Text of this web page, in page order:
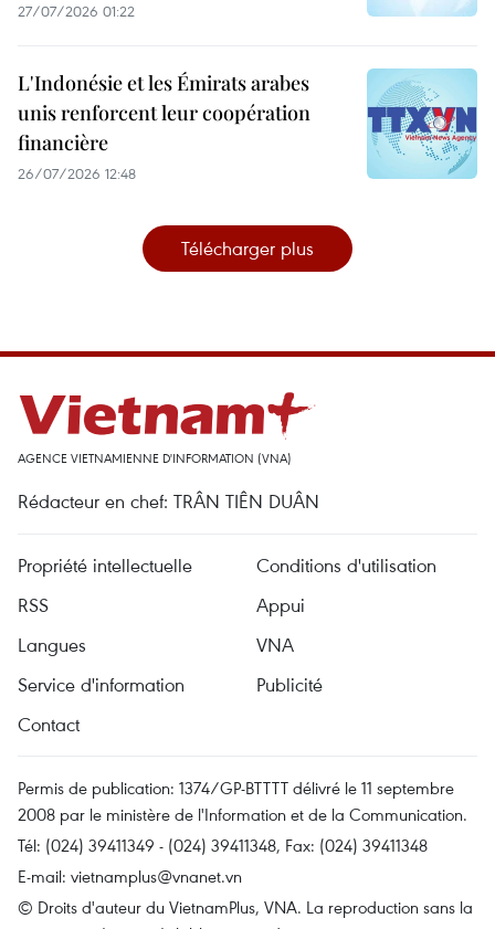
27/07/2026 01:22
L'Indonésie et les Émirats arabes
unis renforcent leur coopération
financière
26/07/2026 12:48
Télécharger plus
AGENCE VIETNAMIENNE D'INFORMATION (VNA)
Rédacteur en chef: TRÂN TIÊN DUÂN
Propriété intellectuelle
Conditions d'utilisation
RSS
Appui
Langues
VNA
Service d'information
Publicité
Contact
Permis de publication: 1374/GP-BTTTT délivré le 11 septembre
2008 par le ministère de l'Information et de la Communication.
Tél: (024) 39411349 - (024) 39411348, Fax: (024) 39411348
E-mail: vietnamplus@vnanet.vn
© Droits d'auteur du VietnamPlus, VNA. La reproduction sans la